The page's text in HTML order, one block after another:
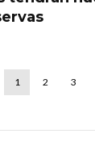
1 2 3